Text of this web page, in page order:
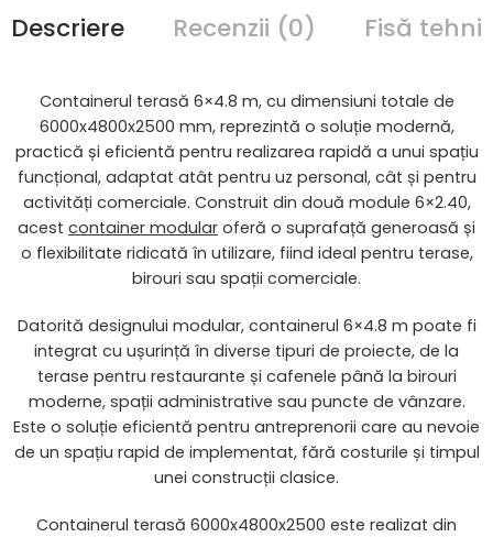
Descriere Recenzii (0) Fisă
Containerul terasă 6×4.8 m, cu dimensiuni totale de
6000x4800x2500 mm, reprezintă o soluție modernă,
practică și eficientă pentru realizarea rapidă a unui spațiu
funcțional, adaptat atât pentru uz personal, cât și pentru
activități comerciale. Construit din două module 6×2.40,
acest container modular oferă o suprafață generoasă și
o flexibilitate ridicată în utilizare, fiind ideal pentru terase,
birouri sau spații comerciale.
Datorită designului modular, containerul 6×4.8 m poate fi
integrat cu ușurință în diverse tipuri de proiecte, de la
terase pentru restaurante și cafenele până la birouri
moderne, spații administrative sau puncte de vânzare.
Este o soluție eficientă pentru antreprenorii care au nevoie
de un spațiu rapid de implementat, fără costurile și timpul
unei construcții clasice.
Containerul terasă 6000x4800x2500 este realizat din